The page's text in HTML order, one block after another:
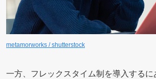
metamorworks / shutterstock
一方、フレックスタイム制を導入するに